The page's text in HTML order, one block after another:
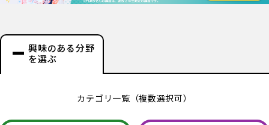
興味のある分野
を選ぶ
カテゴリ一覧（複数選択可）